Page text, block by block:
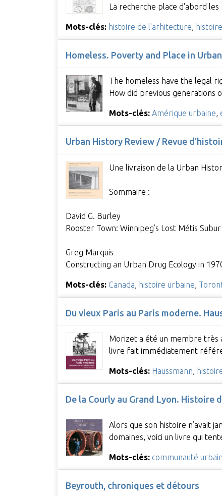
La recherche place d'abord
Mots-clés: histoire de l'arhitecture,
Homeless. Poverty and Place in
The homeless have the legal
How did previous
Mots-clés: Amérique urbaine,
Urban History Review / Revue
Une livraison de la Urban
Sommaire :
David G. Burley
Rooster Town: Winnipeg’s Lost Métis
Greg Marquis
Constructing an Urban Drug Ecology in
Mots-clés: Canada histoire urbaine
Du vieux Paris au Paris moderne.
Morizet a été un membre très
livre fait immédiatement
Mots-clés: Haussmann,
De la Courly au Grand Lyon. Histoire
Alors que son histoire n’avait
domaines, voici un livre qui
Mots-clés: communauté
Beyrouth, chroniques et détours